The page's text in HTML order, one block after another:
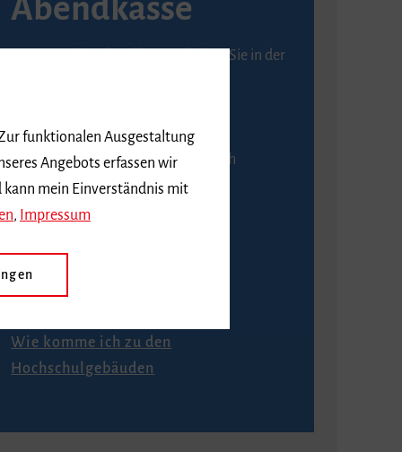
Abendkasse
Karten an der Abendkasse erhalten Sie in der
An der Abendkasse ist ausschließlich
Barzahlung möglich.
Anfahrt
Wie komme ich zu den
Hochschulgebäuden
funktionalen Ausgestaltung
Angebots erfassen wir
kann mein Einverständnis mit
, Impressum